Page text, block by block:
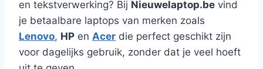
en tekstverwerking? Bij Nieuwelaptop.be vind
je betaalbare laptops van merken zoals
Lenovo, HP en Acer die perfect geschikt zijn
voor dagelijks gebruik, zonder dat je veel hoeft